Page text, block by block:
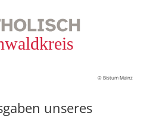
© Bistum Mainz
unseres